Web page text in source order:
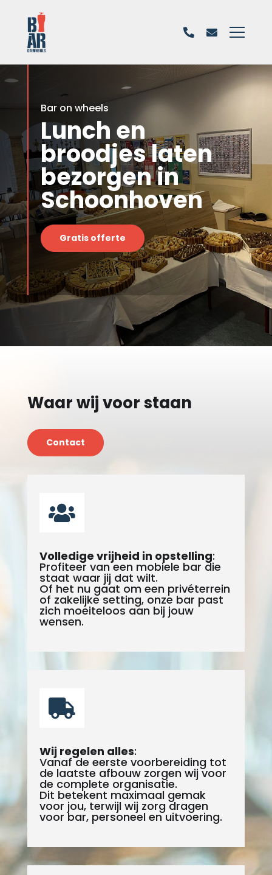
Bar on wheels
Lunch en
broodjes laten
bezorgen in
Schoonhoven
Gratis offerte
Waar wij voor staan
Contact

Volledige vrijheid in opstelling:
Profiteer van een mobiele bar die
staat waar jij dat wilt.
Of het nu gaat om een privéterrein
of zakelijke setting, onze bar past
zich moeiteloos aan bij jouw
wensen.

Wij regelen alles:
Vanaf de eerste voorbereiding tot
de laatste afbouw zorgen wij voor
de complete organisatie.
Dit betekent maximaal gemak
voor jou, terwijl wij zorg dragen
voor bar, personeel en uitvoering.